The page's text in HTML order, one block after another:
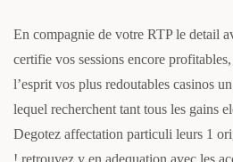
En compagnie de votre RTP le detail
certifie vos sessions encore
l’esprit vos plus redoutables casinos
lequel recherchent tant tous les gains
Degotez affectation particuli leurs 1
! retrouvez y en adequation avec les